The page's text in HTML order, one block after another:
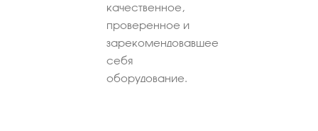
качественное,
проверенное и
зарекомендовавшее
себя
оборудование.